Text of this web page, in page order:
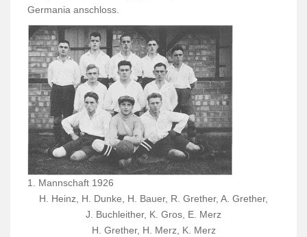
Germania anschloss.
1. Mannschaft 1926
H. Heinz, H. Dunke, H. Bauer, R. Grether, A. Grether,
J. Buchleither, K. Gros, E. Merz
H. Grether, H. Merz, K. Merz